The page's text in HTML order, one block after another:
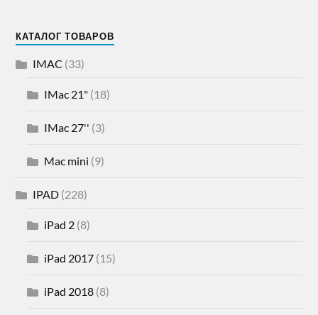
КАТАЛОГ ТОВАРОВ
IMAC (33)
IMac 21" (18)
IMac 27'' (3)
Mac mini (9)
IPAD (228)
iPad 2 (8)
iPad 2017 (15)
iPad 2018 (8)